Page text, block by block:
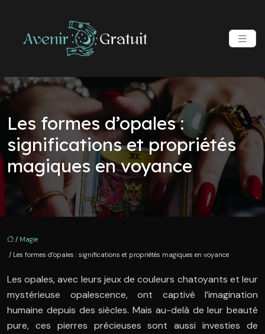
Les formes d’opales :
significations et propriétés
magiques en voyance
/ Magie
/ Les formes d’opales : significations et propriétés magiques en voyance
Les opales, avec leurs jeux de couleurs chatoyants et leur
mystérieuse opalescence, ont captivé l’imagination
humaine depuis des siècles. Mais au-delà de leur beauté
pure, ces pierres précieuses sont aussi investies de